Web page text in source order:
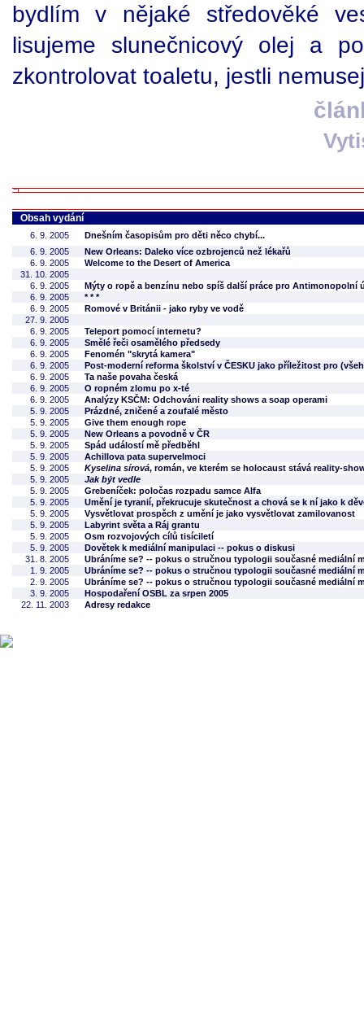
bydlím v nějaké středověké
lisujeme slunečnicový olej a
zkontrolovat toaletu, jestli
Obsah vydání
6. 9. 2005
Dnešním časopisům pro děti něco chybí...
6. 9. 2005
New Orleans: Daleko více ozbrojenců než lékařů
6. 9. 2005
Welcome to the Desert of America
31. 10. 2005
6. 9. 2005
Mýty o ropě a benzínu nebo spíš další práce pro Antimonopolní
6. 9. 2005
* * *
6. 9. 2005
Romové v Británii - jako ryby ve vodě
27. 9. 2005
6. 9. 2005
Teleport pomocí internetu?
6. 9. 2005
Smělé řeči osamělého předsedy
6. 9. 2005
Fenomén "skrytá kamera"
6. 9. 2005
Post-moderní reforma školství v ČESKU jako příležitost pro
6. 9. 2005
Ta naše povaha česká
6. 9. 2005
O ropném zlomu po x-té
6. 9. 2005
Analýzy KSČM: Odchováni reality shows a soap operami
5. 9. 2005
Prázdné, zničené a zoufalé město
5. 9. 2005
Give them enough rope
5. 9. 2005
New Orleans a povodně v ČR
5. 9. 2005
Spád událostí mě předběhl
5. 9. 2005
Achillova pata supervelmoci
5. 9. 2005
Kyselina sírová, román, ve kterém se holocaust stává reality-
5. 9. 2005
Jak být vedle
5. 9. 2005
Grebeníček: poločas rozpadu samce Alfa
5. 9. 2005
Umění je tyranií, překrucuje skutečnost a chová se k ní jako k
5. 9. 2005
Vysvětlovat prospěch z umění je jako vysvětlovat zamilovanost
5. 9. 2005
Labyrint světa a Ráj grantu
5. 9. 2005
Osm rozvojových cílů tisíciletí
5. 9. 2005
Dovětek k mediální manipulaci -- pokus o diskusi
31. 8. 2005
Ubráníme se? -- pokus o stručnou typologii současné mediální
1. 9. 2005
Ubráníme se? -- pokus o stručnou typologii současné mediální
2. 9. 2005
Ubráníme se? -- pokus o stručnou typologii současné mediální
3. 9. 2005
Hospodaření OSBL za srpen 2005
22. 11. 2003
Adresy redakce